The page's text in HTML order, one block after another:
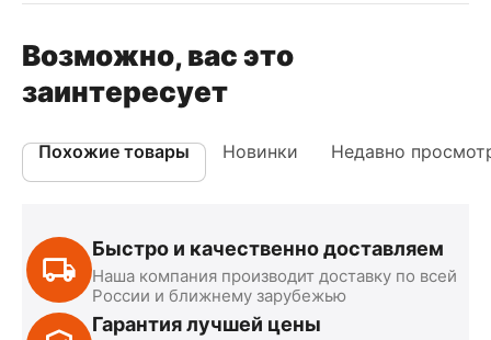
Возможно, вас это
заинтересует
Похожие товары Новинки Недавно
Быстро и качественно доставляем
Наша компания производит доставку по всей
России и ближнему зарубежью
Гарантия лучшей цены